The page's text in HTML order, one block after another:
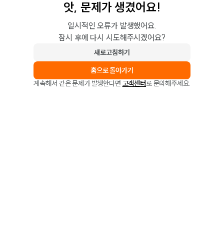
앗, 문제가 생겼어요!
일시적인 오류가 발생했어요.
잠시 후에 다시 시도해주시겠어요?
새로고침하기
홈으로 돌아가기
계속해서 같은 문제가 발생한다면 고객센터로 문의해주세요.